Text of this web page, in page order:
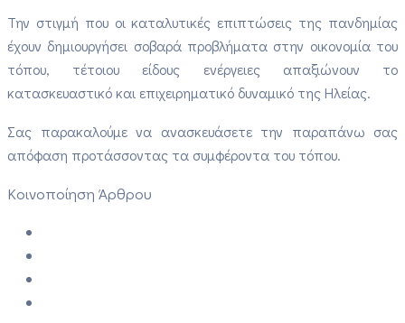
Την στιγμή που οι καταλυτικές επιπτώσεις της πανδημίας
έχουν δημιουργήσει σοβαρά προβλήματα στην οικονομία του
τόπου, τέτοιου είδους ενέργειες απαξιώνουν το
κατασκευαστικό και επιχειρηματικό δυναμικό της Ηλείας.
Σας παρακαλούμε να ανασκευάσετε την παραπάνω σας
απόφαση προτάσσοντας τα συμφέροντα του τόπου.
Κοινοποίηση Άρθρου